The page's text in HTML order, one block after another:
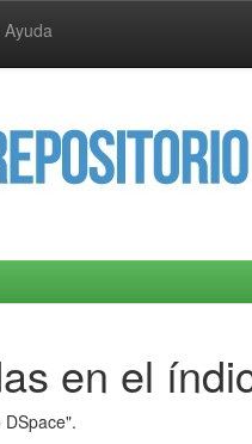
Ayuda
en el